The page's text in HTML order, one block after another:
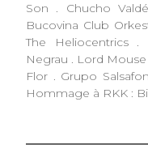
Son . Chucho
Bucovina Club
The Heliocentrics
Negrau . Lord
Flor . Grupo
Hommage à RKK :